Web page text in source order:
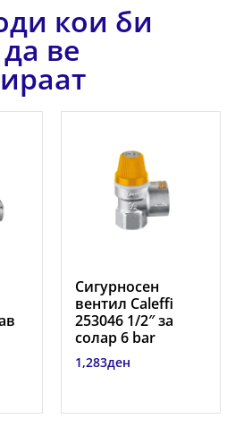
кои би
ве
Сигурносен
вентил Caleffi
253046 1/2″ за
солар 6 bar
1,283ден